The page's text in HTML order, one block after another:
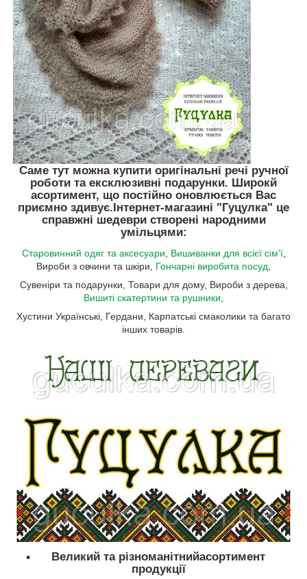
Саме тут можна купити оригінальні речі ручної
роботи та ексклюзивні подарунки. Широкй
асортимент, що постійно оновлюється Вас
приємно здивує. Інтернет-магазині "Гуцулка" це
справжні шедеври створені народними
умільцями:
Старовинний одяг та аксесуари Вишиванки для всієї сім'ї,
Вироби з овчини та шкіри,
Гончарні виробита посуд
Сувеніри та подарунки, Товари для дому, Вироби з дерева,
Вишиті скатертини та рушники
Хустини Українські, Гердани, Карпатські смаколики та багато
інших товарів.
Великий та різноманітнийасортимент
продукції